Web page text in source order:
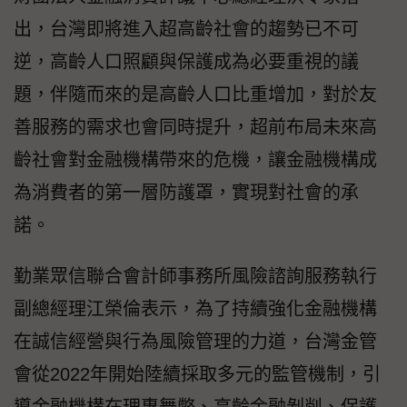
出，台灣即將進入超高齡社會的趨勢已不可
逆，高齡人口照顧與保護成為必要重視的議
題，伴隨而來的是高齡人口比重增加，對於友
善服務的需求也會同時提升，超前布局未來高
齡社會對金融機構帶來的危機，讓金融機構成
為消費者的第一層防護罩，實現對社會的承
諾。
勤業眾信聯合會計師事務所風險諮詢服務執行
副總經理江榮倫表示，為了持續強化金融機構
在誠信經營與行為風險管理的力道，台灣金管
會從2022年開始陸續採取多元的監管機制，引